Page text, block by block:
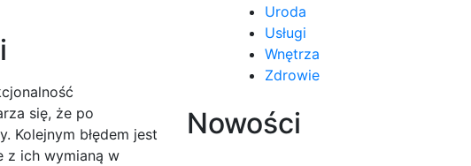
się, że po
Kolejnym błędem jest
z ich wymianą w
Uroda
Usługi
Wnętrza
Zdrowie
Nowości